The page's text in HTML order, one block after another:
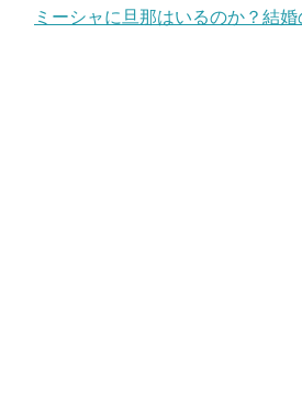
ミーシャに旦那はいるのか？結